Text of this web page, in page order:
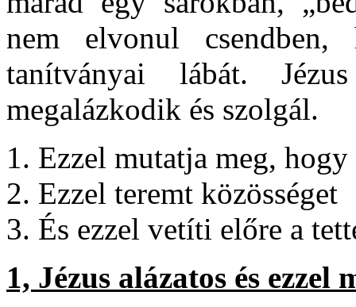
nem elvonul
tanítványai lábát.
megalázkodik és szolgál.
Ezzel mutatja meg, hogy
Ezzel teremt közösséget
És ezzel vetíti előre a
1, Jézus alázatos és